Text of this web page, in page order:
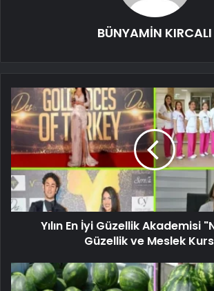
BÜNYAMİN KIRCALI
Yılın En İyi Güzellik Akademisi
Güzellik ve Meslek